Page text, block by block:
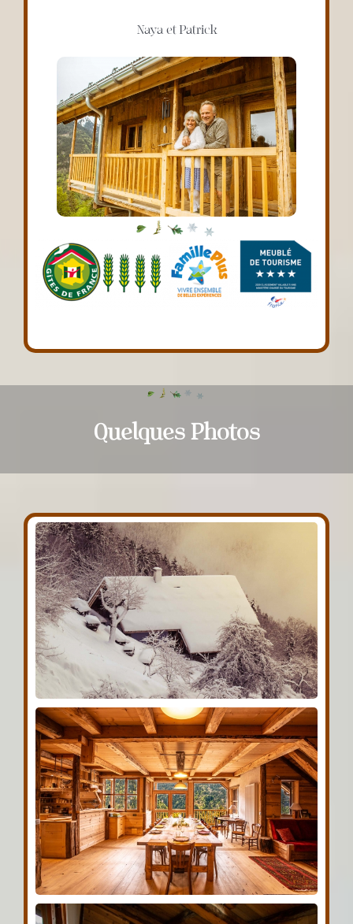
Naya et Patrick
Quelques Photos